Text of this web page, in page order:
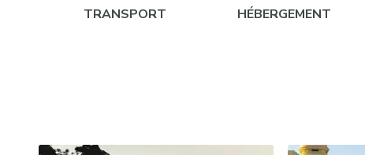
Visite du musée du rhum :
TRANSPORT HÉBERGEMENT